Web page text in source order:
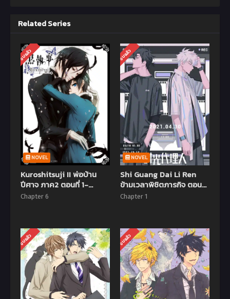
Related Series
จบแล้ว
NOVEL
Kuroshitsuji II พ่อบ้าน
ปีศาจ ภาค2 ตอนที่ 1-
12+OVA พากย์ไทย (จบ
Chapter 6
จบแล้ว
NOVEL
Shi Guang Dai Li Ren
ข้ามเวลาพิชิตภารกิจ ตอนที่
1-11+SP (ซับไทย)
Chapter 1
จบแล้ว จบแล้ว